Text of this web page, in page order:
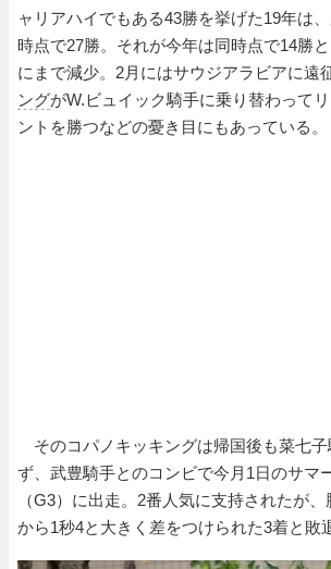
ャリアハイでもある43勝を挙げた19年は
時点で27勝。それが今年は同時点で14勝
にまで減少。2月にはサウジアラビアに遠
ングがW.ビュイック騎手に乗り替わって
ントを勝つなどの憂き目にもあっている。
そのコパノキッキングは帰国後も菜七子
ず、武豊騎手とのコンビで今月1日のサマ
（G3）に出走。2番人気に支持されたが
から1秒4と大きく差をつけられた3着と敗